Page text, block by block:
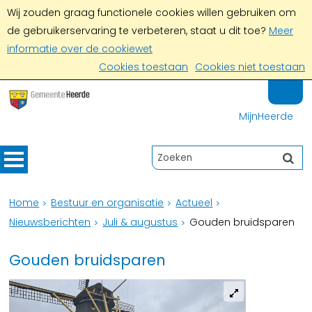
Wij zouden graag functionele cookies willen gebruiken om
de gebruikerservaring te verbeteren, staat u dit toe? Meer
informatie over de cookiewet
Cookies toestaan Cookies niet toestaan
MijnHeerde
Home Bestuur en organisatie
Actueel
Nieuwsberichten
Juli & augustus Gouden bruidsparen
Gouden bruidsparen